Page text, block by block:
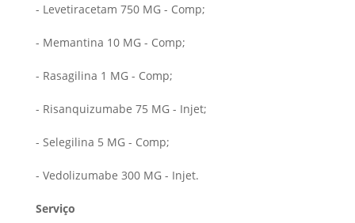
- Levetiracetam 750 MG - Comp;
- Memantina 10 MG - Comp;
- Rasagilina 1 MG - Comp;
- Risanquizumabe 75 MG - Injet;
- Selegilina 5 MG - Comp;
- Vedolizumabe 300 MG - Injet.
Serviço